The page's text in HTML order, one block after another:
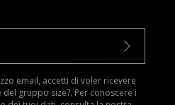
email, accetti di voler ricevere
gruppo size?. Per conoscere i